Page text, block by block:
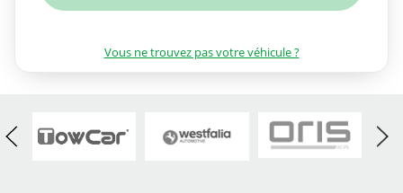
Vous ne trouvez pas votre véhicule ?